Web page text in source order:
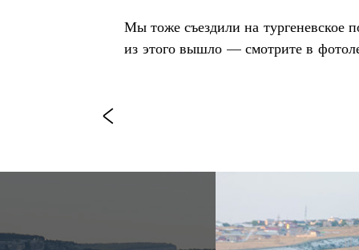
Мы тоже съездили на тургеневское
из этого вышло — смотрите в